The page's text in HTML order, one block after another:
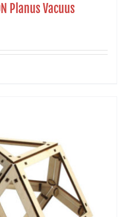
Planus Vacuus